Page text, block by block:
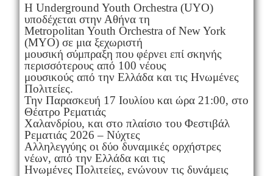
Η Underground Youth Orchestra (UYO)
υποδέχεται στην Αθήνα τη
Metropolitan Youth Orchestra of New York
(MYO) σε μια ξεχωριστή
μουσική σύμπραξη που φέρνει επί σκηνής
περισσότερους από 100 νέους
μουσικούς από την Ελλάδα και τις Ηνωμένες
Πολιτείες.
Την Παρασκευή 17 Ιουλίου και ώρα 21:00, στο
Θέατρο Ρεματιάς
Χαλανδρίου, και στο πλαίσιο του Φεστιβάλ
Ρεματιάς 2026 – Νύχτες
Αλληλεγγύης οι δύο δυναμικές ορχήστρες
νέων, από την Ελλάδα και τις
Ηνωμένες Πολιτείες, ενώνουν τις δυνάμεις